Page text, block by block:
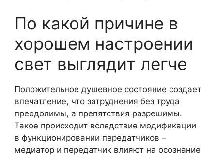
По какой причине в
хорошем настроении
свет выглядит легче
Положительное душевное состояние создает
впечатление, что затруднения без труда
преодолимы, а препятствия разрешимы.
Такое происходит вследствие модификации
в функционировании передатчиков –
медиатор и передатчик влияют на осознание